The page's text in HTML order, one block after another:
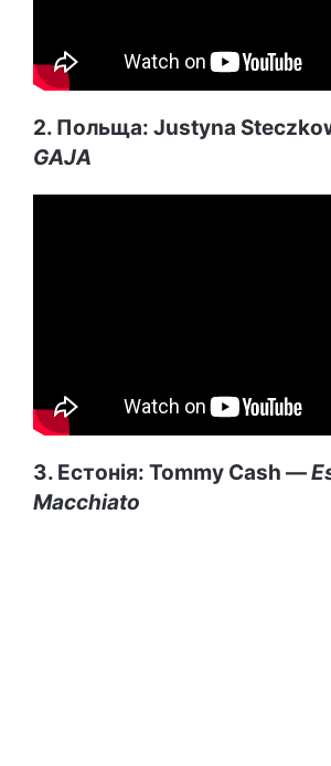
2. Польща: Justyna
GAJA
3. Естонія: Tommy Cash —
Macchiato